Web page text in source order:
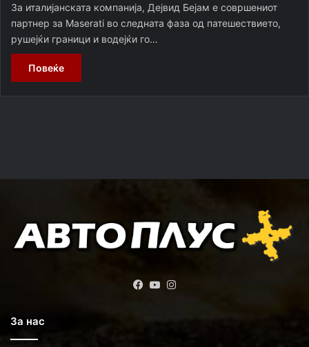
За италијанската компанија, Дејвид Бејам е совршениот
партнер за Maserati во следната фаза од патешествието,
рушејќи граници и водејќи го…
Повеќе
Facebook
YouTube
За нас